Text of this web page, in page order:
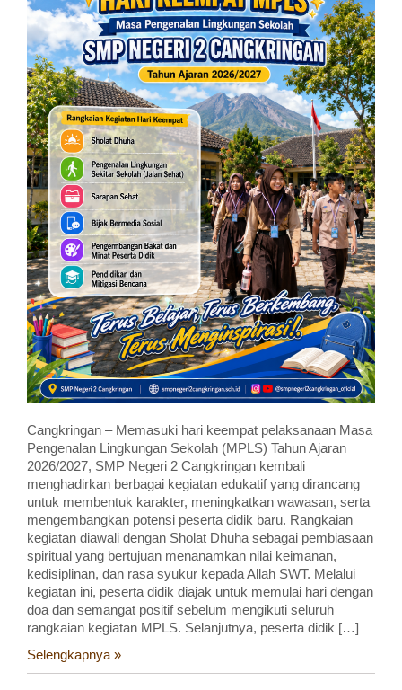
Cangkringan – Memasuki hari keempat pelaksanaan Masa
Pengenalan Lingkungan Sekolah (MPLS) Tahun Ajaran
2026/2027, SMP Negeri 2 Cangkringan kembali
menghadirkan berbagai kegiatan edukatif yang dirancang
untuk membentuk karakter, meningkatkan wawasan, serta
mengembangkan potensi peserta didik baru. Rangkaian
kegiatan diawali dengan Sholat Dhuha sebagai pembiasaan
spiritual yang bertujuan menanamkan nilai keimanan,
kedisiplinan, dan rasa syukur kepada Allah SWT. Melalui
kegiatan ini, peserta didik diajak untuk memulai hari dengan
doa dan semangat positif sebelum mengikuti seluruh
rangkaian kegiatan MPLS. Selanjutnya, peserta didik […]
Selengkapnya »